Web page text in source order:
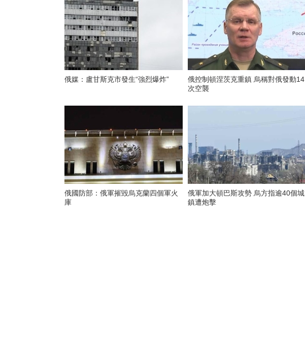
俄媒：盧甘斯克市發生“強烈爆炸”
俄控制頓涅茨克重鎮 烏稱對俄發動14
次空襲
俄國防部：俄軍摧毀烏克蘭四個軍火
庫
俄軍加大頓巴斯攻勢 烏方指逾40個城
鎮遭炮擊